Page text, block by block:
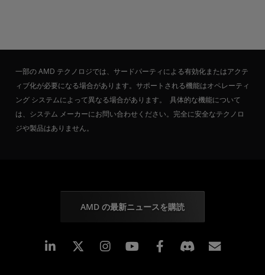
一部の AMD テクノロジでは、サードパーティによる有効化またはアクテ
ィブ化が必要になる場合があります。サポートされる機能はオペレーティ
ング システムによって異なる場合があります。 具体的な機能について
は、システム メーカーにお問い合わせください。完全に安全なテクノロ
ジや製品はありません。
AMD の最新ニュースを購読
Linkedin Instagram Facebook